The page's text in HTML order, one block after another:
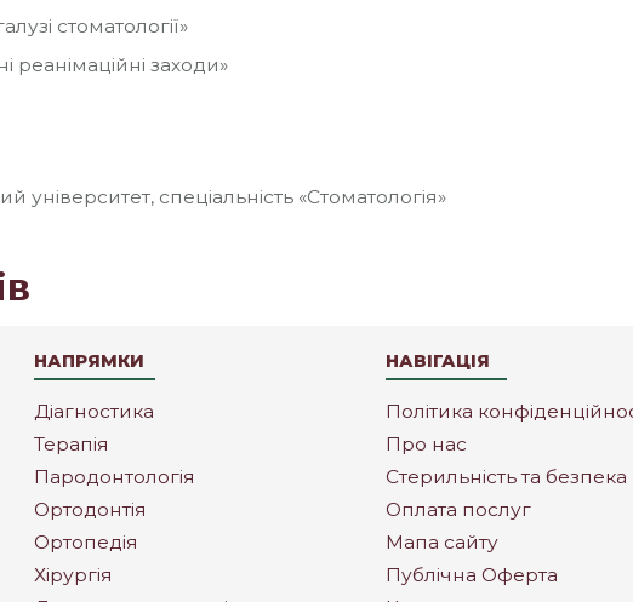
стоматології»
реанімаційні заходи»
спеціальність «Стоматологія»
НАПРЯМКИ
Діагностика
Терапія
Пародонтологія
Ортодонтія
Ортопедія
Хірургія
НАВІГАЦІЯ
Політика
Про нас
Стерильність та безпека
Оплата послуг
Мапа сайту
Публічна Оферта